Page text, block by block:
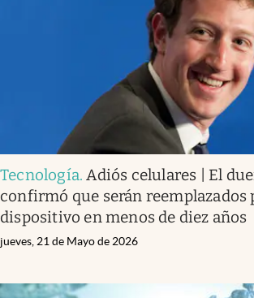
Tecnología.Adiós celulares | El
confirmó que serán reemplazados
dispositivo en menos de diez años
jueves, 21 de Mayo de 2026